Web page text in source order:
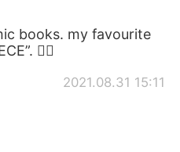
books. my favourite
🏴‍☠️
2021.08.31 15:11